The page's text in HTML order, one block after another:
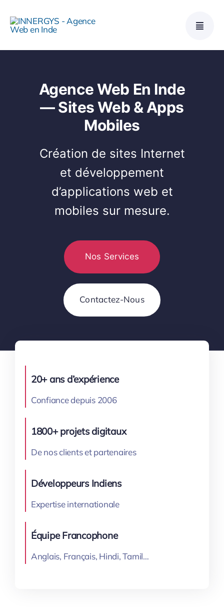
Agence Web En Inde
— Sites Web & Apps
Mobiles
Création de sites Internet
et développement
d’applications web et
mobiles sur mesure.
Nos Services
Contactez-Nous
20+ ans d’expérience
Confiance depuis 2006
1800+ projets digitaux
De nos clients et partenaires
Développeurs Indiens
Expertise internationale
Équipe Francophone
Anglais, Français, Hindi, Tamil…